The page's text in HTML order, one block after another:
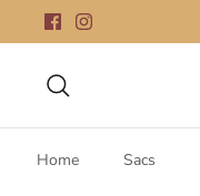
Passer
au
Home Sacs